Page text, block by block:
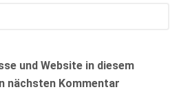
und Website in diesem
nächsten Kommentar